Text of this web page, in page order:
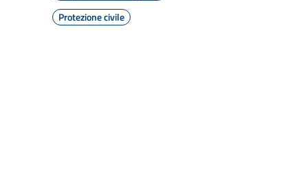
Protezione civile